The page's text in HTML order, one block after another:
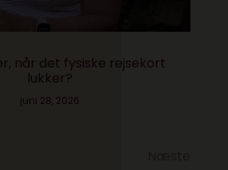
når det fysiske rejsekort
lukker?
juni 28, 2026